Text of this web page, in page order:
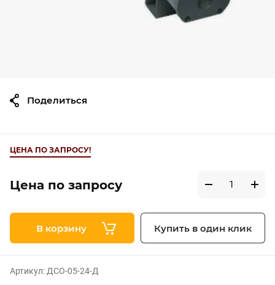
ЦЕНА ПО ЗАПРОСУ!
Цена по запросу
В корзину Купить в один клик
Артикул: ДСО-05-24-Д
Поделиться